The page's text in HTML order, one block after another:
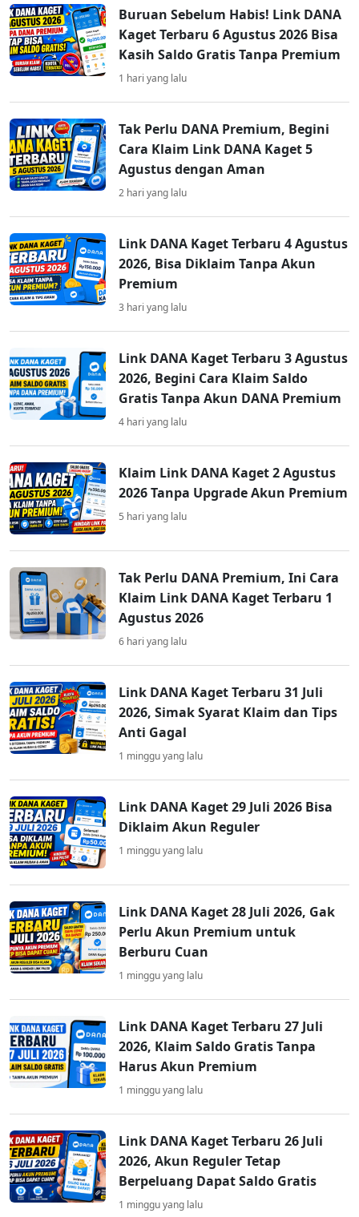
Buruan Sebelum Habis! Link DANA
Kaget Terbaru 6 Agustus 2026 Bisa
Kasih Saldo Gratis Tanpa Premium
1 hari yang lalu
Tak Perlu DANA Premium, Begini
Cara Klaim Link DANA Kaget 5
Agustus dengan Aman
2 hari yang lalu
Link DANA Kaget Terbaru 4 Agustus
2026, Bisa Diklaim Tanpa Akun
Premium
3 hari yang lalu
Link DANA Kaget Terbaru 3 Agustus
2026, Begini Cara Klaim Saldo
Gratis Tanpa Akun DANA Premium
4 hari yang lalu
Klaim Link DANA Kaget 2 Agustus
2026 Tanpa Upgrade Akun Premium
5 hari yang lalu
Tak Perlu DANA Premium, Ini Cara
Klaim Link DANA Kaget Terbaru 1
Agustus 2026
6 hari yang lalu
Link DANA Kaget Terbaru 31 Juli
2026, Simak Syarat Klaim dan Tips
Anti Gagal
1 minggu yang lalu
Link DANA Kaget 29 Juli 2026 Bisa
Diklaim Akun Reguler
1 minggu yang lalu
Link DANA Kaget 28 Juli 2026, Gak
Perlu Akun Premium untuk
Berburu Cuan
1 minggu yang lalu
Link DANA Kaget Terbaru 27 Juli
2026, Klaim Saldo Gratis Tanpa
Harus Akun Premium
1 minggu yang lalu
Link DANA Kaget Terbaru 26 Juli
2026, Akun Reguler Tetap
Berpeluang Dapat Saldo Gratis
1 minggu yang lalu